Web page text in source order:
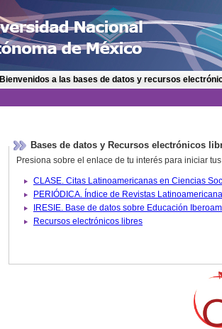
Bienvenidos a las bases de datos y recursos
Bases de datos y Recursos electrónicos
Presiona sobre el enlace de tu interés para iniciar
IRESIE. Base de datos
Recursos electrónicos libres